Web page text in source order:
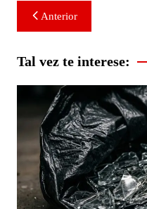
Navegación
de
entradas
Anterior
Tal vez te interese: